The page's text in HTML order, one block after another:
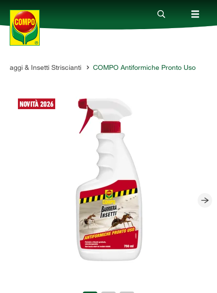
Prodotti
Magazine
& Insetti Striscianti COMPO Antiformiche Pronto Uso